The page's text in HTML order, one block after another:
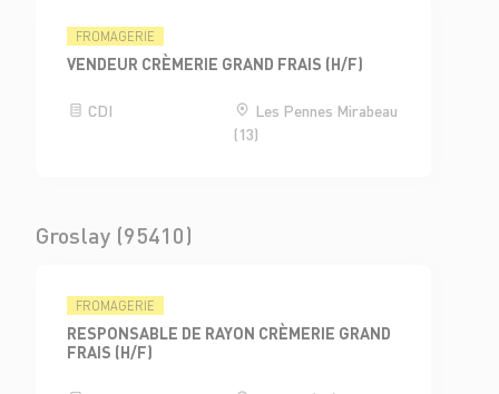
FROMAGERIE
VENDEUR CRÈMERIE GRAND FRAIS (H/F)
CDI
Les Pennes Mirabeau
(13)
Groslay (95410)
FROMAGERIE
RESPONSABLE DE RAYON CRÈMERIE GRAND
FRAIS (H/F)